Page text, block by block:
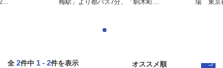
梅駅」より都バス7分、「駒木町...
場 東京
全 2件中 1 - 2件を表示